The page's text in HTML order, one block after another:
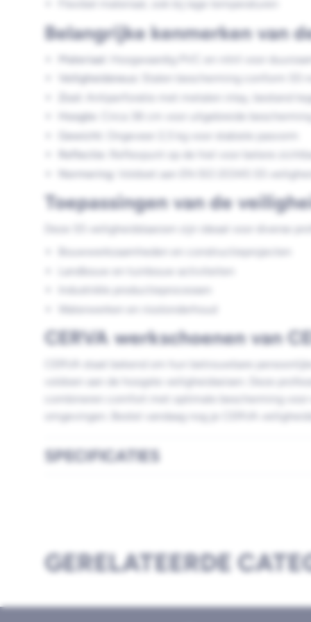
Flexibel materiaal, ook bij lage temperaturen
Belangrijke kenmerken van
Materiaal:
Hoogwaardig PVC en nitril voor
Veiligheidsneus:
Antiperforatie met metalen inlay, bestand
Hoogte:
Circa 38 cm voor uitgebreide
Gewicht:
Ongeveer 2,5 kg voor stabiele pasvorm
Reflectie:
Normering:
Voldoet aan EN ISO 20345 S5
Toepassingen van de
Deze S5 veiligheidslaarzen zijn ideaal voor diverse
Bouwwerkzaamheden en constructieprojecten
Industriële productieprocessen
CERVA werkschoenen van
CERVA staat bekend om hun betrouwbare
voldoen aan de hoogste veiligheidseisen. Deze
combineren comfort met optimale bescherming
omgevingen. Bestel vandaag nog je CERVA
SPECIFICATIES
GERELATEERDE